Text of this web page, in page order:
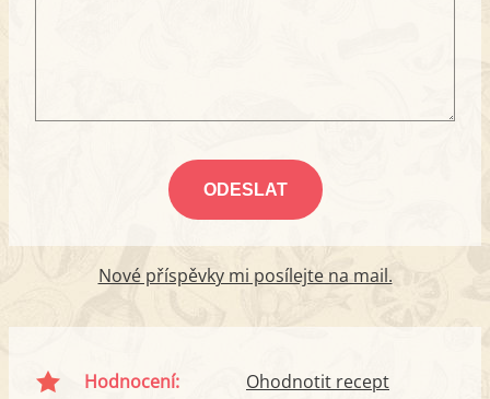
Nové příspěvky mi posílejte na mail.
Hodnocení: Ohodnotit recept